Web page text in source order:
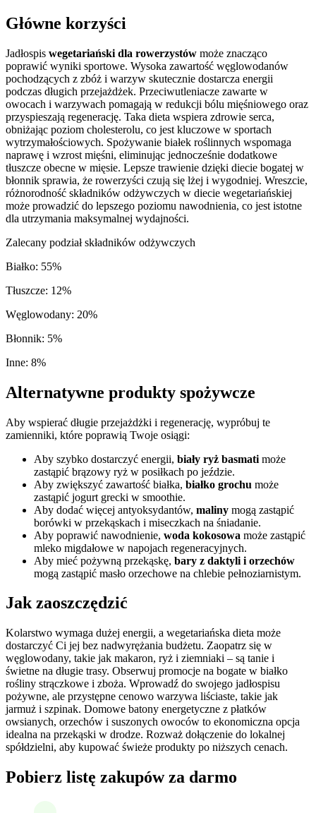
Główne korzyści
Jadłospis wegetariański dla rowerzystów może znacząco
poprawić wyniki sportowe. Wysoka zawartość węglowodanów
pochodzących z zbóż i warzyw skutecznie dostarcza energii
podczas długich przejażdżek. Przeciwutleniacze zawarte w
owocach i warzywach pomagają w redukcji bólu mięśniowego oraz
przyspieszają regenerację. Taka dieta wspiera zdrowie serca,
obniżając poziom cholesterolu, co jest kluczowe w sportach
wytrzymałościowych. Spożywanie białek roślinnych wspomaga
naprawę i wzrost mięśni, eliminując jednocześnie dodatkowe
tłuszcze obecne w mięsie. Lepsze trawienie dzięki diecie bogatej w
błonnik sprawia, że rowerzyści czują się lżej i wygodniej. Wreszcie,
różnorodność składników odżywczych w diecie wegetariańskiej
może prowadzić do lepszego poziomu nawodnienia, co jest istotne
dla utrzymania maksymalnej wydajności.
Zalecany podział składników odżywczych
Białko: 55%
Tłuszcze: 12%
Węglowodany: 20%
Błonnik: 5%
Inne: 8%
Alternatywne produkty spożywcze
Aby wspierać długie przejażdżki i regenerację, wypróbuj te
zamienniki, które poprawią Twoje osiągi:
Aby szybko dostarczyć energii, biały ryż basmati może
zastąpić brązowy ryż w posiłkach po jeździe.
Aby zwiększyć zawartość białka, białko grochu może
zastąpić jogurt grecki w smoothie.
Aby dodać więcej antyoksydantów, maliny mogą zastąpić
borówki w przekąskach i miseczkach na śniadanie.
Aby poprawić nawodnienie, woda kokosowa może zastąpić
mleko migdałowe w napojach regeneracyjnych.
Aby mieć pożywną przekąskę, bary z daktyli i orzechów
mogą zastąpić masło orzechowe na chlebie pełnoziarnistym.
Jak zaoszczędzić
Kolarstwo wymaga dużej energii, a wegetariańska dieta może
dostarczyć Ci jej bez nadwyrężania budżetu. Zaopatrz się w
węglowodany, takie jak makaron, ryż i ziemniaki – są tanie i
świetne na długie trasy. Obserwuj promocje na bogate w białko
rośliny strączkowe i zboża. Wprowadź do swojego jadłospisu
pożywne, ale przystępne cenowo warzywa liściaste, takie jak
jarmuż i szpinak. Domowe batony energetyczne z płatków
owsianych, orzechów i suszonych owoców to ekonomiczna opcja
idealna na przekąski w drodze. Rozważ dołączenie do lokalnej
spółdzielni, aby kupować świeże produkty po niższych cenach.
Pobierz listę zakupów za darmo